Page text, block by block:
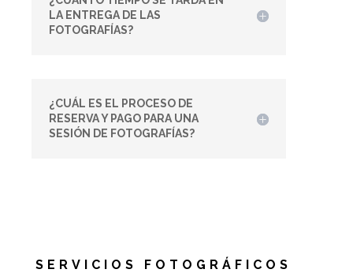
LA ENTREGA DE LAS
FOTOGRAFÍAS?
¿CUÁL ES EL PROCESO DE
RESERVA Y PAGO PARA UNA
SESIÓN DE FOTOGRAFÍAS?
SERVICIOS FOTOGRÁFICOS